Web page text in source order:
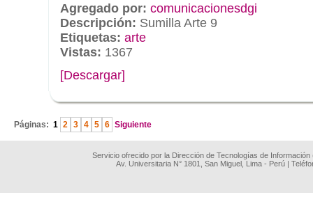
Agregado por: comunicacionesdgi
Descripción: Sumilla Arte 9
Etiquetas: arte
Vistas: 1367
[Descargar]
Páginas: 1 2 3 4 5 6 Siguiente
Servicio ofrecido por la Dirección de Tecnologías de
Av. Universitaria N° 1801, San Miguel, Lima - Perú |